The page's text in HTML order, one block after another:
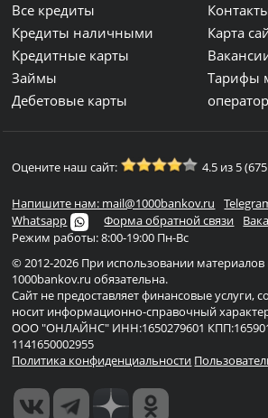
Все кредиты
Кредиты наличными
Кредитные карты
Займы
Дебетовые карты
Карта
Тарифы
Оцените наш сайт: 4.5 из 5
Напишите нам: mail@1000bankov.ru
Whatsapp
Форма обратной связи
Режим работы: 8:00-19:00 Пн-Вс
© 2012-2026 При использовании материалов
1000bankov.ru обязательна.
Сайт не предоставляет финансовые услуги,
носит информационно-справочный
ООО "ОНЛАЙНС" ИНН:1650279601
1141650002955
Политика конфиденциальности